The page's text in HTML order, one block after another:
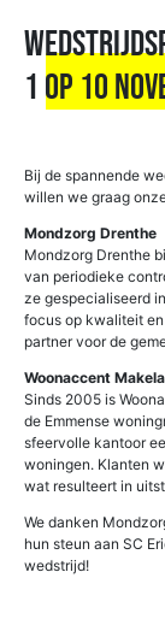
1 op 10
Bij de spannende
willen we graag
Mondzorg Drenthe
Mondzorg Drenthe
van periodieke
ze gespecialiseerd
focus op kwaliteit
partner voor de
Woonaccent
Sinds 2005 is
de Emmense
sfeervolle kantoor
woningen. Klanten
wat resulteert in
We danken
hun steun aan SC
wedstrijd!